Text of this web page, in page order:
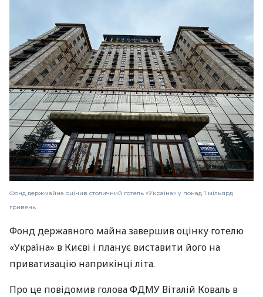
Фонд держмайна оцінив столичний готель «Україна» у понад 1 мільярд
гривень
Фонд державного майна завершив оцінку готелю
«Україна» в Києві і планує виставити його на
приватизацію наприкінці літа.
Про це повідомив голова ФДМУ Віталій Коваль в